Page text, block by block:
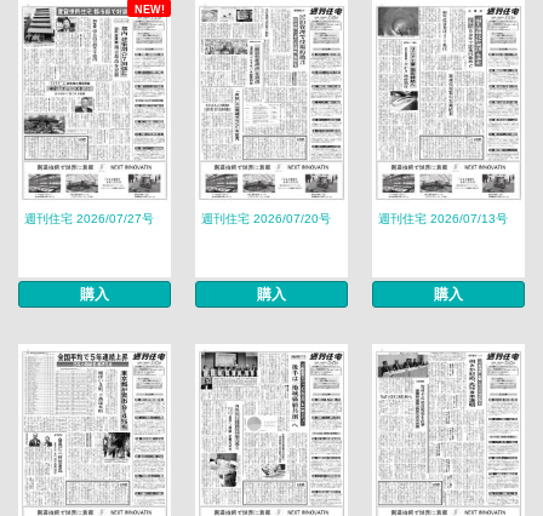
NEW!
週刊住宅 2026/07/27号
購入
週刊住宅 2026/07/20号
購入
週刊住宅 2026/07/13号
購入